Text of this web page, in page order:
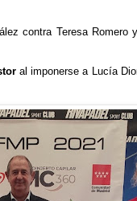
contra Teresa Romero
al imponerse a Lucía